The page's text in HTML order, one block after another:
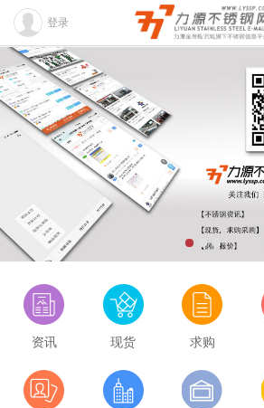
登录
资讯 现货 求购
东特304/No.1 13300